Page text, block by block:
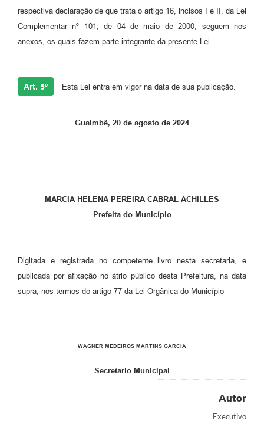
respectiva declaração de que trata o artigo 16, incisos I e II, da Lei
Complementar nº 101, de 04 de maio de 2000, seguem nos
anexos, os quais fazem parte integrante da presente Lei.
Art. 5º Esta Lei entra em vigor na data de sua publicação.
Guaimbê, 20 de agosto de 2024
MARCIA HELENA PEREIRA CABRAL ACHILLES
Prefeita do Município
Digitada e registrada no competente livro nesta secretaria, e
publicada por afixação no átrio público desta Prefeitura, na data
supra, nos termos do artigo 77 da Lei Orgânica do Município
WAGNER MEDEIROS MARTINS GARCIA
Secretario Municipal
Autor
Executivo